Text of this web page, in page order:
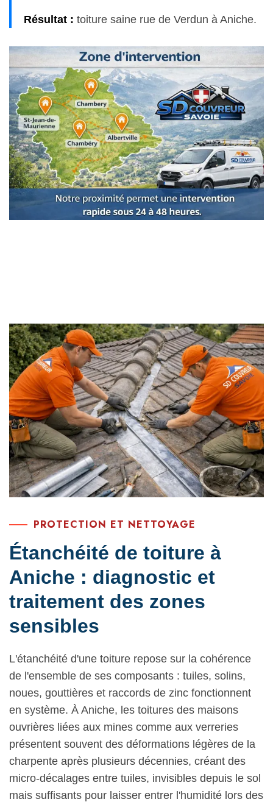
Résultat : toiture saine rue de Verdun à Aniche.
PROTECTION ET NETTOYAGE
Étanchéité de toiture à
Aniche : diagnostic et
traitement des zones
sensibles
L'étanchéité d'une toiture repose sur la cohérence
de l'ensemble de ses composants : tuiles, solins,
noues, gouttières et raccords de zinc fonctionnent
en système. À Aniche, les toitures des maisons
ouvrières liées aux mines comme aux verreries
présentent souvent des déformations légères de la
charpente après plusieurs décennies, créant des
micro-décalages entre tuiles, invisibles depuis le sol
mais suffisants pour laisser entrer l'humidité lors des